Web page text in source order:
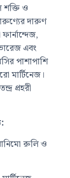
শক্তি ও
দারুণ
এবং
পাশাপাশি
প্রহরী
রুলি ও